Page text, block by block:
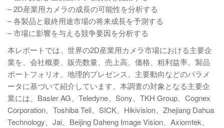
– 2D産業用カメラの成長の可能性を分析する
– 各製品と最終用途市場の将来成長を予測する
– 市場に影響を与える競争要因を分析する
本レポートでは、世界の2D産業用カメラ市場における主要企
業を、会社概要、販売数量、売上高、価格、粗利益率、製品
ポートフォリオ、地理的プレゼンス、主要動向などのパラメ
ータに基づいて紹介しています。本調査の対象となる主要企
業には、Basler AG、Teledyne、Sony、TKH Group、Cognex
Corporation、Toshiba Teli、SICK、Hikivision、Zhejiang Dahua
Technology、Jai、Beijing Daheng Image Vision、Axiomtek、